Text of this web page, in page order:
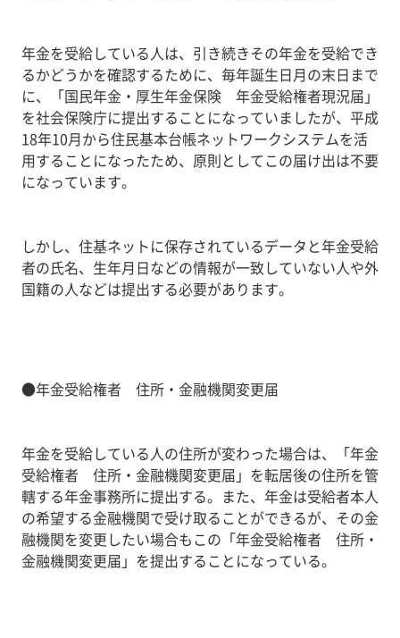
年金を受給している人は、引き続きその年金を受給でき
るかどうかを確認するために、毎年誕生日月の末日まで
に、「国民年金・厚生年金保険 年金受給権者現況届」
を社会保険庁に提出することになっていましたが、平成
18年10月から住民基本台帳ネットワークシステムを活
用することになったため、原則としてこの届け出は不要
になっています。
しかし、住基ネットに保存されているデータと年金受給
者の氏名、生年月日などの情報が一致していない人や外
国籍の人などは提出する必要があります。
●年金受給権者 住所・金融機関変更届
年金を受給している人の住所が変わった場合は、「年金
受給権者 住所・金融機関変更届」を転居後の住所を管
轄する年金事務所に提出する。また、年金は受給者本人
の希望する金融機関で受け取ることができるが、その金
融機関を変更したい場合もこの「年金受給権者 住所・
金融機関変更届」を提出することになっている。